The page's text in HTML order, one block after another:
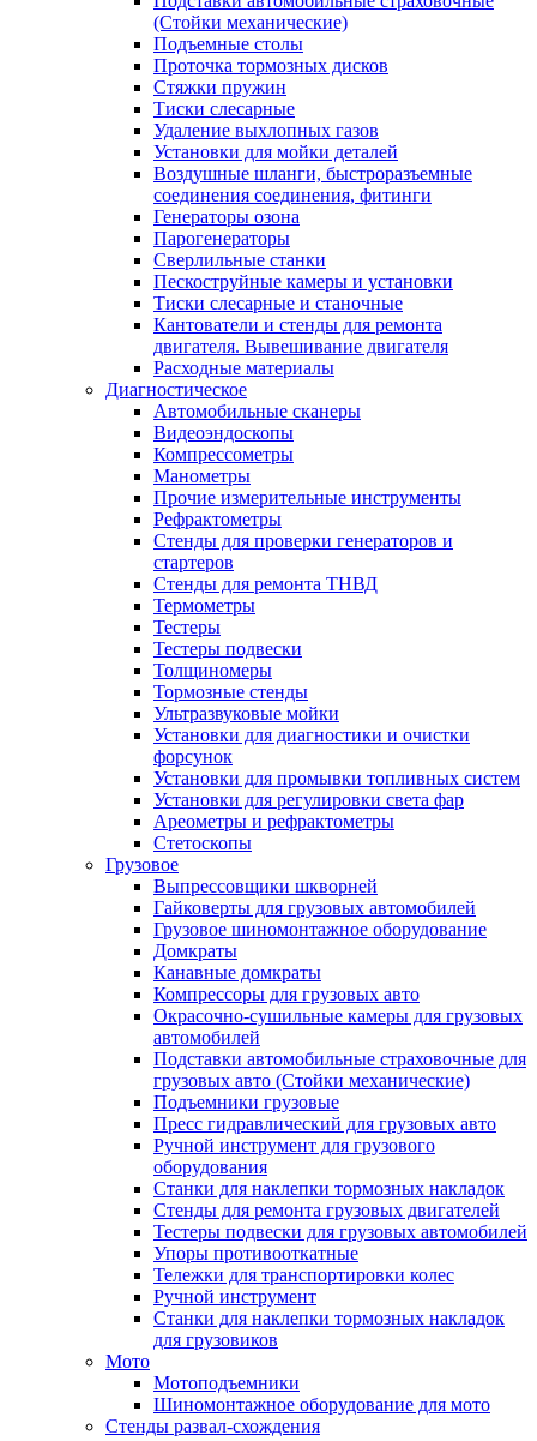
(Стойки механические)
Подъемные столы
Проточка тормозных дисков
Стяжки пружин
Тиски слесарные
Удаление выхлопных газов
Установки для мойки деталей
Воздушные шланги, быстроразъемные
соединения соединения, фитинги
Генераторы озона
Парогенераторы
Сверлильные станки
Пескоструйные камеры и установки
Тиски слесарные и станочные
Кантователи и стенды для ремонта
двигателя. Вывешивание двигателя
Расходные материалы
Диагностическое
Автомобильные сканеры
Видеоэндоскопы
Компрессометры
Манометры
Прочие измерительные инструменты
Рефрактометры
Стенды для проверки генераторов и
стартеров
Стенды для ремонта ТНВД
Термометры
Тестеры
Тестеры подвески
Толщиномеры
Тормозные стенды
Ультразвуковые мойки
Установки для диагностики и очистки
форсунок
Установки для промывки топливных систем
Установки для регулировки света фар
Ареометры и рефрактометры
Стетоскопы
Грузовое
Выпрессовщики шкворней
Гайковерты для грузовых автомобилей
Грузовое шиномонтажное оборудование
Домкраты
Канавные домкраты
Компрессоры для грузовых авто
Окрасочно-сушильные камеры для грузовых
автомобилей
Подставки автомобильные страховочные для
грузовых авто (Стойки механические)
Подъемники грузовые
Пресс гидравлический для грузовых авто
Ручной инструмент для грузового
оборудования
Станки для наклепки тормозных накладок
Стенды для ремонта грузовых двигателей
Тестеры подвески для грузовых автомобилей
Упоры противооткатные
Тележки для транспортировки колес
Ручной инструмент
Станки для наклепки тормозных накладок
для грузовиков
Мото
Мотоподъемники
Шиномонтажное оборудование для мото
Стенды развал-схождения